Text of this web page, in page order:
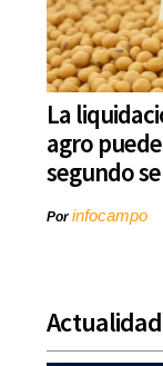
La
agro
segundo
Porinfocampo